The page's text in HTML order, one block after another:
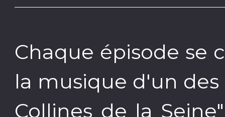
Chaque épisode se
la musique d'un
Collines de la